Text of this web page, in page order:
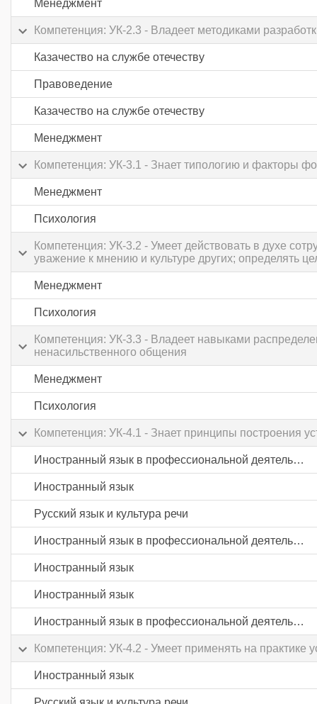
Менеджмент
Компетенция: УК-2.3 - Владеет методиками
Казачество на службе отечеству
Правоведение
Казачество на службе отечеству
Менеджмент
Компетенция: УК-3.1 - Знает типологию и факторы
Менеджмент
Психология
Компетенция: УК-3.2 - Умеет действовать в духе
уважение к мнению и культуре других; определять
Менеджмент
Психология
Компетенция: УК-3.3 - Владеет навыками
ненасильственного общения
Менеджмент
Психология
Компетенция: УК-4.1 - Знает принципы построения
Иностранный язык в профессиональной деятельности
Иностранный язык
Русский язык и культура речи
Иностранный язык в профессиональной деятельности
Иностранный язык
Иностранный язык
Иностранный язык в профессиональной деятельности
Компетенция: УК-4.2 - Умеет применять на
Иностранный язык